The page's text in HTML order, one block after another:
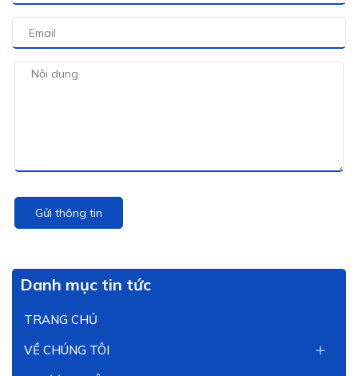
Gửi thông tin
Danh mục tin tức
TRANG CHỦ
VỀ CHÚNG TÔI